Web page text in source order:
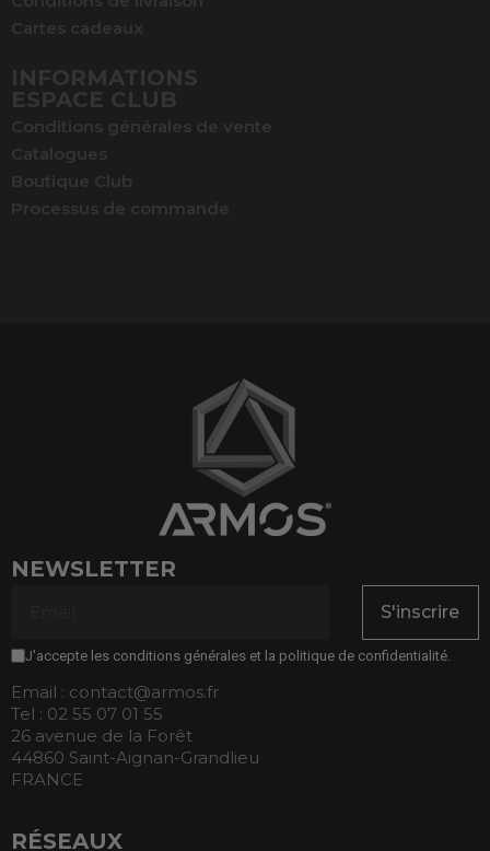
Cartes cadeaux
INFORMATIONS
ESPACE CLUB
Conditions générales de vente
Catalogues
Boutique Club
Processus de commande
NEWSLETTER
S'inscrire
J'accepte les conditions générales et la politique de confidentialité.
Email : contact@armos.fr
Tel : 02 55 07 01 55
26 avenue de la Forêt
44860 Saint-Aignan-Grandlieu
FRANCE
RÉSEAUX